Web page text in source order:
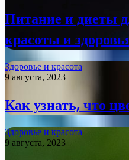
Питание и диеты
красоты и
Здоровье и красота
9 августа, 2023
Как узнать, что
Здоровье и красота
9 августа, 2023